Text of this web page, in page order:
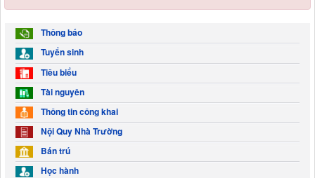
Thông báo
Tuyển sinh
Tiêu biểu
Tài nguyên
Thông tin công khai
Nội Quy Nhà Trường
Bán trú
Học hành